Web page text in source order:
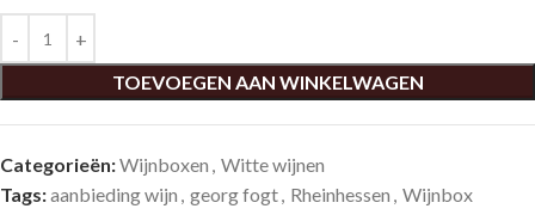
TOEVOEGEN AAN WINKELWAGEN
Categorieën:Wijnboxen , Witte wijnen
Tags:aanbieding wijn , georg fogt, Rheinhessen , Wijnbox